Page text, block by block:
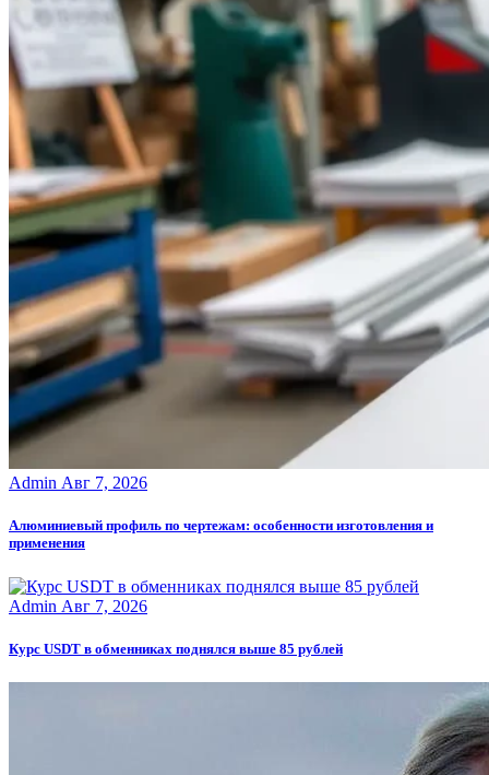
Admin Авг 7, 2026
Алюминиевый профиль по чертежам: особенности изготовления и
применения
Admin Авг 7, 2026
Курс USDT в обменниках поднялся выше 85 рублей